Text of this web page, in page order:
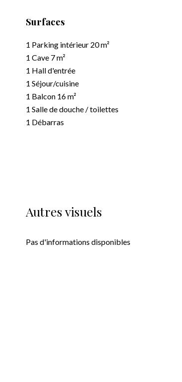
Surfaces
1 Parking intérieur 20 m²
1 Cave 7 m²
1 Hall d'entrée
1 Séjour/cuisine
1 Balcon 16 m²
1 Salle de douche / toilettes
1 Débarras
Autres visuels
Pas d'informations disponibles